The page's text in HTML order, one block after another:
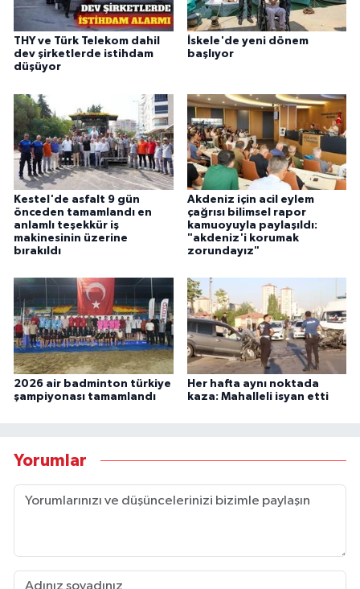
THY ve Türk Telekom dahil
dev şirketlerde istihdam
düşüyor
İskele'de yeni dönem
başlıyor
Kestel'de asfalt 9 gün
önceden tamamlandı en
anlamlı teşekkür iş
makinesinin üzerine
bırakıldı
Akdeniz için acil eylem
çağrısı bilimsel rapor
kamuoyuyla paylaşıldı:
"akdeniz'i korumak
zorundayız"
2026 air badminton türkiye
şampiyonası tamamlandı
Her hafta aynı noktada
kaza: Mahalleli isyan etti
Yorumlar